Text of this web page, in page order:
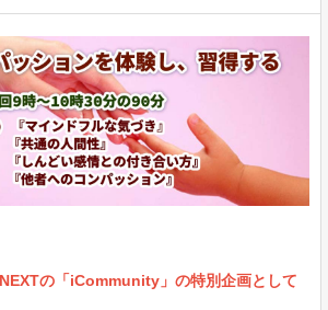
の「iCommunity」の特別企画として